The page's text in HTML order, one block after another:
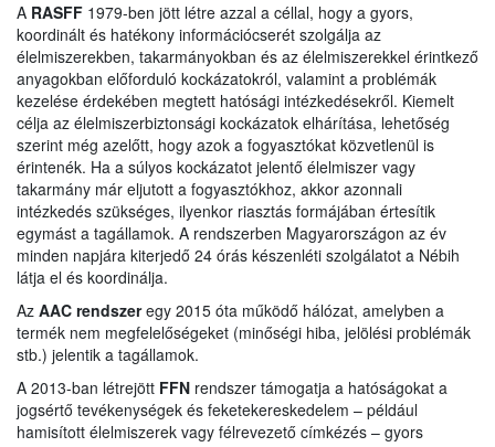
A RASFF 1979-ben jött létre azzal a céllal, hogy a gyors,
koordinált és hatékony információcserét szolgálja az
élelmiszerekben, takarmányokban és az élelmiszerekkel érintkező
anyagokban előforduló kockázatokról, valamint a problémák
kezelése érdekében megtett hatósági intézkedésekről. Kiemelt
célja az élelmiszerbiztonsági kockázatok elhárítása, lehetőség
szerint még azelőtt, hogy azok a fogyasztókat közvetlenül is
érintenék. Ha a súlyos kockázatot jelentő élelmiszer vagy
takarmány már eljutott a fogyasztókhoz, akkor azonnali
intézkedés szükséges, ilyenkor riasztás formájában értesítik
egymást a tagállamok. A rendszerben Magyarországon az év
minden napjára kiterjedő 24 órás készenléti szolgálatot a Nébih
látja el és koordinálja.
Az AAC rendszeregy 2015 óta működő hálózat, amelyben a
termék nem megfelelőségeket (minőségi hiba, jelölési problémák
stb.) jelentik a tagállamok.
A 2013-ban létrejött FFN rendszer támogatja a hatóságokat a
jogsértő tevékenységek és feketekereskedelem – például
hamisított élelmiszerek vagy félrevezető címkézés – gyors